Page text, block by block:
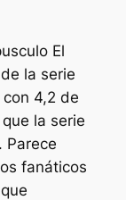
El
la serie
4,2 de
la serie
Parece
fanáticos